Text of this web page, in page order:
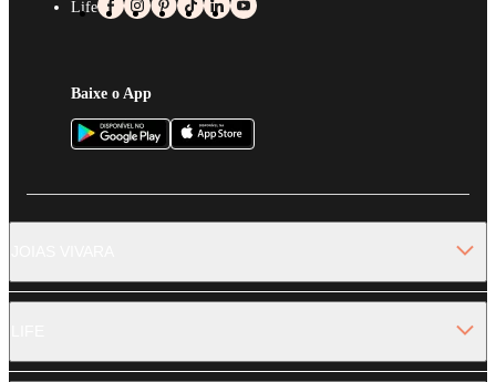
Life
Baixe o App